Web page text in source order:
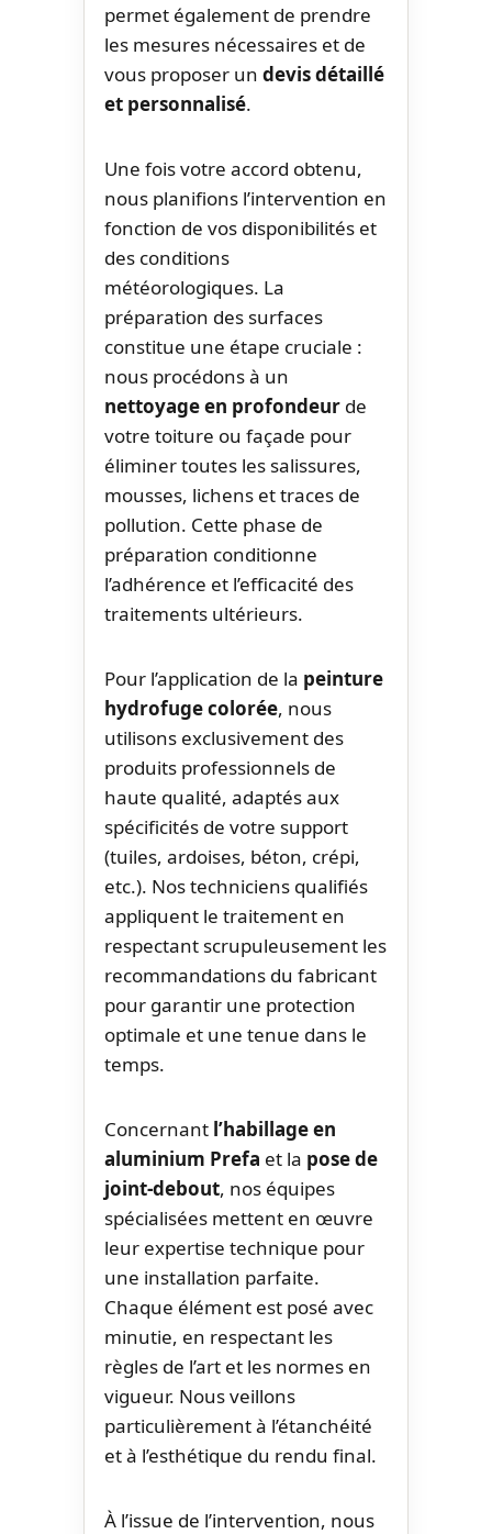
permet également de prendre
les mesures nécessaires et de
vous proposer un devis détaillé
et personnalisé.
Une fois votre accord obtenu,
nous planifions l’intervention en
fonction de vos disponibilités et
des conditions
météorologiques. La
préparation des surfaces
constitue une étape cruciale :
nous procédons à un
nettoyage en profondeur de
votre toiture ou façade pour
éliminer toutes les salissures,
mousses, lichens et traces de
pollution. Cette phase de
préparation conditionne
l’adhérence et l’efficacité des
traitements ultérieurs.
Pour l’application de la peinture
hydrofuge colorée, nous
utilisons exclusivement des
produits professionnels de
haute qualité, adaptés aux
spécificités de votre support
(tuiles, ardoises, béton, crépi,
etc.). Nos techniciens qualifiés
appliquent le traitement en
respectant scrupuleusement les
recommandations du fabricant
pour garantir une protection
optimale et une tenue dans le
temps.
Concernant l’habillage en
aluminium Prefa et la pose de
joint-debout, nos équipes
spécialisées mettent en œuvre
leur expertise technique pour
une installation parfaite.
Chaque élément est posé avec
minutie, en respectant les
règles de l’art et les normes en
vigueur. Nous veillons
particulièrement à l’étanchéité
et à l’esthétique du rendu final.
À l’issue de l’intervention, nous